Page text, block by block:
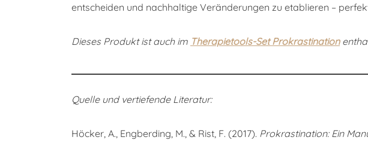
entscheiden und nachhaltige Veränderungen zu etablieren –
Dieses Produkt ist auch im Therapietools-Set Prokrastination
Quelle und vertiefende Literatur:
Höcker, A., Engberding, M., & Rist, F. (2017). Prokrastination: Ein